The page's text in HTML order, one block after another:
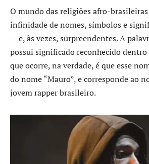
O mundo das religiões afro-
infinidade de nomes, símbolos e
— e, às vezes, surpreendentes. A
possui significado reconhecido dentro
que ocorre, na verdade, é que esse
do nome “Mauro”, e corresponde ao
jovem rapper brasileiro.